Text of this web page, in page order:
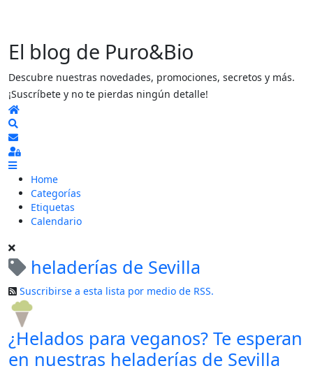
El blog de Puro&Bio
Descubre nuestras novedades, promociones, secretos y más.
¡Suscríbete y no te pierdas ningún detalle!
Home
Suscribirse a las actualizaciones
Sign In
Home
Categorías
Etiquetas
Calendario
heladerías de Sevilla
Suscribirse a esta lista por medio de RSS.
¿Helados para veganos? Te esperan
en nuestras heladerías de Sevilla